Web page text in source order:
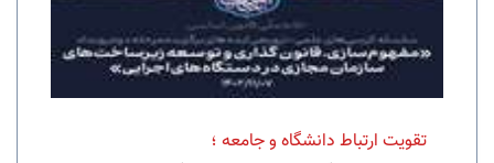
تقویت ارتباط دانشگاه و جامعه ؛